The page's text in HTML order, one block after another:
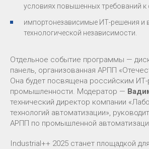
условиях повышенных требований к
импортонезависимые ИТ-решения и
технологической независимости.
Отдельное событие программы —
панель, организованная АРПП
Она будет посвящена российским
промышленности. Модератор —
технический директор компании
технологий автоматизации»,
АРПП по промышленной
Industrial++ 2025 станет площадкой